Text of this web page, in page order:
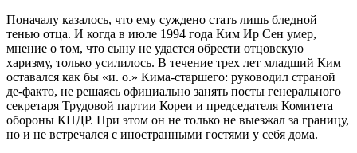
Поначалу казалось, что ему суждено стать лишь бледной
тенью отца. И когда в июле 1994 года Ким Ир Сен умер,
мнение о том, что сыну не удастся обрести отцовскую
харизму, только усилилось. В течение трех лет младший Ким
оставался как бы «и. о.» Кима-старшего: руководил страной
де-факто, не решаясь официально занять посты генерального
секретаря Трудовой партии Кореи и председателя Комитета
обороны КНДР. При этом он не только не выезжал за границу,
но и не встречался с иностранными гостями у себя дома.